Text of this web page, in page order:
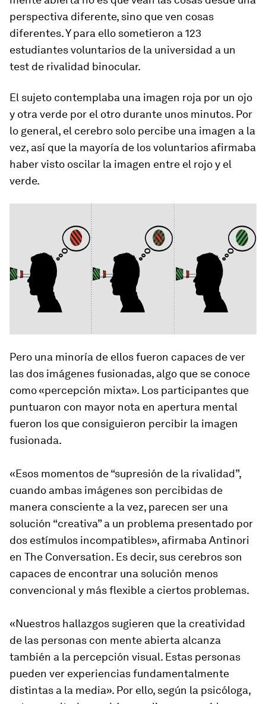
perspectiva diferente, sino queven cosas
diferentes. Y para ello sometieron a 123
estudiantes voluntarios de la universidad a un
test de rivalidad binocular.
El sujeto contemplaba una imagen roja por un ojo
y otra verde por el otro durante unos minutos. Por
lo general, el cerebro solo percibe una imagen a la
vez, así que la mayoría de los voluntarios afirmaba
haber visto oscilar la imagen entre el rojo y el
verde.
Pero una minoría de ellos fueron capaces de ver
las dos imágenes fusionadas, algo que se conoce
como «percepción mixta». Los participantes que
puntuaron con mayor nota en apertura mental
fueron los que consiguieron percibir la imagen
fusionada.
«Esos momentos de “supresión de la rivalidad”,
cuando ambas imágenes son percibidas de
manera consciente a la vez, parecen ser una
solución “creativa” a un problema presentado por
dos estímulos incompatibles», afirmaba Antinori
en The Conversation. Es decir, sus cerebros son
capaces de encontrar una solución menos
convencional y más flexible a ciertos problemas.
«Nuestros hallazgos sugieren que la creatividad
de las personas con mente abierta alcanza
también a la percepción visual. Estas personas
pueden ver experiencias fundamentalmente
distintas a la media». Por ello, según la psicóloga,